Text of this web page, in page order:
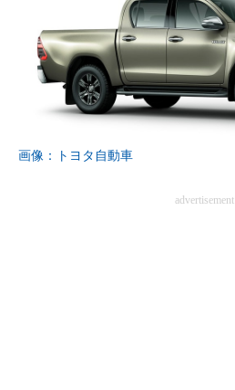
建設×テクノロジーの最前線
ちょっと気になるネットの話題
画像：トヨタ自動車
advertisement